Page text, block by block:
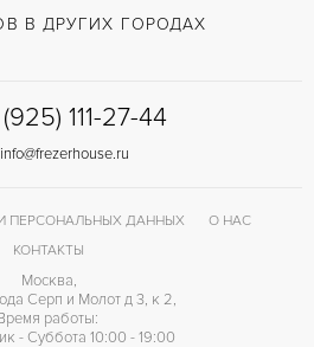
С документами, С футляром
Двойной сложности застежка
СТОРОНА
Без цифр
В ДРУГИХ ГОРОДАХ
111-27-44
info@frezerhouse.ru
ПЕРСОНАЛЬНЫХ ДАННЫХ
О НАС
КОНТАКТЫ
Москва,
Серп и Молот д 3, к 2,
работы:
- Суббота 10:00 - 19:00